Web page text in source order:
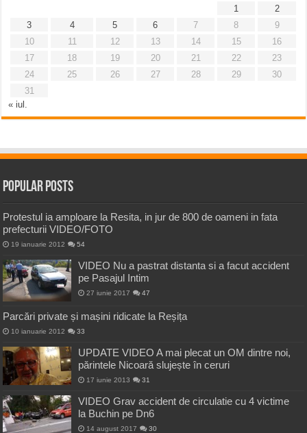
1
2
3
4 5 6 7 8
9
10
11 12 13 14 15
16
17
18 19 20 21 22
23
24
25 26 27 28 29
30
31
« iul.
Popular Posts
Protestul ia amploare la Resita, in jur de 800 de oameni in fata
prefecturii VIDEO/FOTO
19 ianuarie 2012 54
VIDEO Nu a pastrat distanta si a facut accident
pe Pasajul Intim
27 iunie 2017 47
Parcări private și mașini ridicate la Reșița
10 ianuarie 2012 33
UPDATE VIDEO A mai plecat un OM dintre noi,
părintele Nicoară slujește în ceruri
17 iunie 2013 31
VIDEO Grav accident de circulatie cu 4 victime
la Buchin pe Dn6
14 august 2017 30